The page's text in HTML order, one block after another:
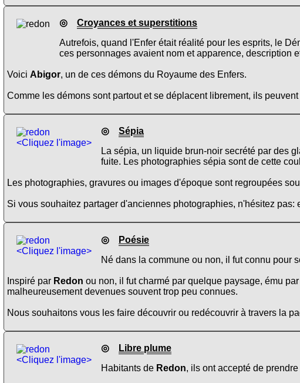
◎ Croyances et superstitions
Autrefois, quand l'Enfer était réalité pour les esprits, le
ces personnages avaient nom et apparence, description
Voici Abigor, un de ces démons du Royaume des Enfers.
Comme les démons sont partout et se déplacent librement, ils peuvent
<Cliquez l'image>
◎ Sépia
La sépia, un liquide brun-noir secrété par des
fuite. Les photographies sépia sont de cette
Les photographies, gravures ou images d'époque sont regroupées
Si vous souhaitez partager d'anciennes photographies, n'hésitez pas:
<Cliquez l'image>
◎
Poésie
Né dans la commune ou non, il fut connu pour
Inspiré par Redon ou non, il fut charmé par quelque paysage, ému
malheureusement devenues souvent trop peu connues.
Nous souhaitons vous les faire découvrir ou redécouvrir à travers la
<Cliquez l'image>
◎
Libre plume
Habitants de Redon, ils ont accepté de